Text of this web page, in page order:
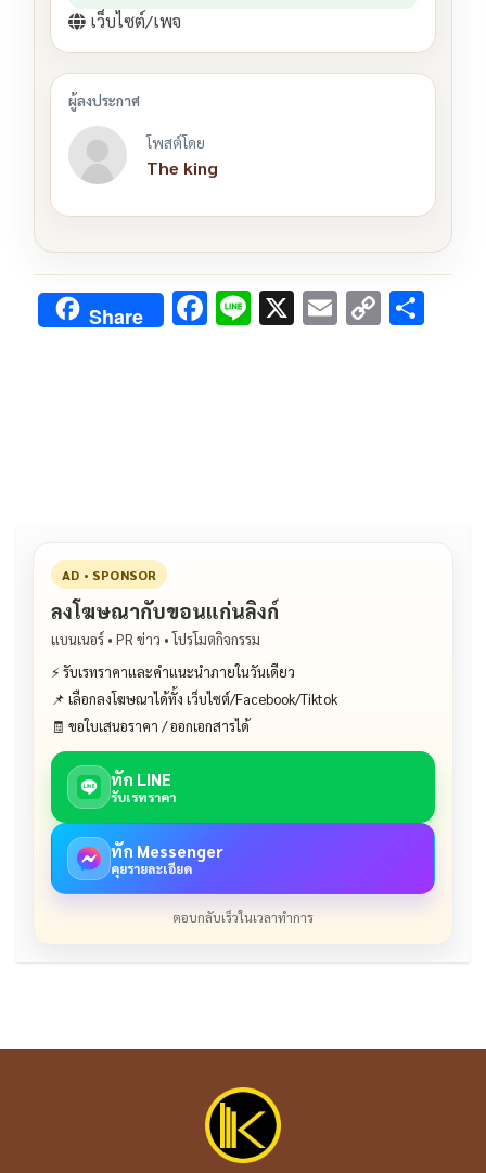
เว็บไซต์/เพจ
โพสต์โดย
The king
Share F Li X E C
AD • SPONSOR
ลงโฆษณากับขอนแก่นลิงก์
แบนเนอร์ • PR ข่าว • โปรโมตกิจกรรม
⚡ รับเรทราคาและคำแนะนำภายในวันเดียว
📌 เลือกลงโฆษณาได้ทั้ง เว็บไซต์/Facebook/Tiktok
🧾 ขอใบเสนอราคา / ออกเอกสารได้
ทัก LINE
รับเรทราคา
ทัก Messenger
คุยรายละเอียด
ตอบกลับเร็วในเวลาทำการ